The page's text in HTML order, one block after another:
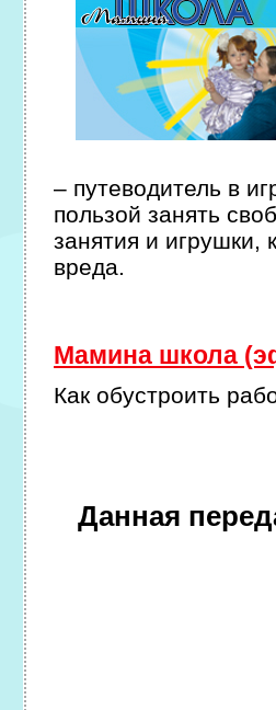
– путеводитель в
пользой занять
занятия и игрушки,
вреда.
Мамина школа
Как обустроить
Данная